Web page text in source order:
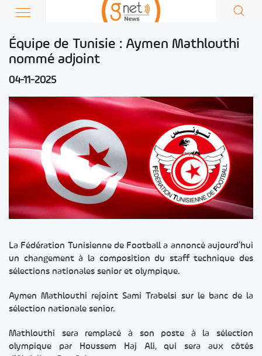
Équipe de Tunisie : Aymen Mathlouthi
nommé adjoint
04-11-2025
La Fédération Tunisienne de Football a annoncé aujourd’hui
un changement à la composition du staff technique des
sélections nationales senior et olympique.
Aymen Mathlouthi rejoint Sami Trabelsi sur le banc de la
sélection nationale senior.
Mathlouthi sera remplacé à son poste à la sélection
olympique par Houssem Haj Ali, qui sera aux côtés